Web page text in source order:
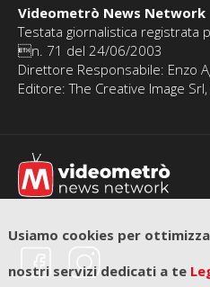
Usiamo cookies per
nostri servizi dedicati a te
Videometrò News Network
Testata giornalistica registrata
n. 71 del 24/06/2003
Direttore Responsabile: Enzo
Editore: The Creative Image